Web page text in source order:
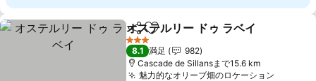
シェアお気に入りに追加
オステルリー ドゥ ラベイ
3 ホテルのランク
8.1 満足
982
Cascade de Sillansまで15.6 km
魅力的なオリーブ畑のロケーション